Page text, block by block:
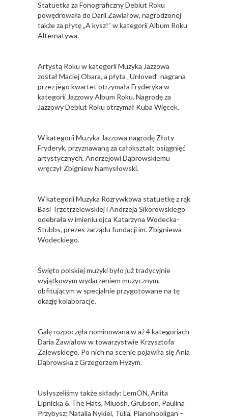
Statuetka za Fonograficzny Debiut Roku
powędrowała do Darii Zawiałow, nagrodzonej
także za płytę „A kysz!” w kategorii Album Roku
Alternatywa.
Artystą Roku w kategorii Muzyka Jazzowa
został Maciej Obara, a płyta „Unloved” nagrana
przez jego kwartet otrzymała Fryderyka w
kategorii Jazzowy Album Roku. Nagrodę za
Jazzowy Debiut Roku otrzymał Kuba Więcek.
W kategorii Muzyka Jazzowa nagrodę Złoty
Fryderyk, przyznawaną za całokształt osiągnięć
artystycznych, Andrzejowi Dąbrowskiemu
wręczył Zbigniew Namysłowski.
W kategorii Muzyka Rozrywkowa statuetkę z rąk
Basi Trzetrzelewskiej i Andrzeja Sikorowskiego
odebrała w imieniu ojca Katarzyna Wodecka-
Stubbs, prezes zarządu fundacji im. Zbigniewa
Wodeckiego.
Święto polskiej muzyki było już tradycyjnie
wyjątkowym wydarzeniem muzycznym,
obfitującym w specjalnie przygotowane na tę
okazję kolaboracje.
Galę rozpoczęła nominowana w aż 4 kategoriach
Daria Zawiałow w towarzystwie Krzysztofa
Zalewskiego. Po nich na scenie pojawiła się Ania
Dąbrowska z Grzegorzem Hyżym.
Usłyszeliśmy także składy: LemON, Anita
Lipnicka & The Hats, Miuosh, Grubson, Paulina
Przybysz; Natalia Nykiel, Tulia, Pianohooligan –